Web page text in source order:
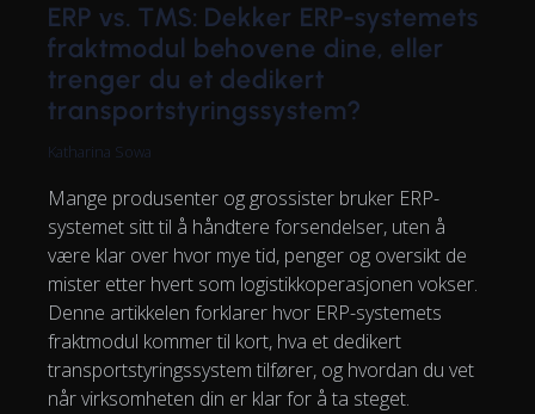
ERP vs. TMS: Dekker ERP-systemets
fraktmodul behovene dine, eller
trenger du et dedikert
transportstyringssystem?
Katharina Sowa
Mange produsenter og grossister bruker ERP-
systemet sitt til å håndtere forsendelser, uten å
være klar over hvor mye tid, penger og oversikt de
mister etter hvert som logistikkoperasjonen vokser.
Denne artikkelen forklarer hvor ERP-systemets
fraktmodul kommer til kort, hva et dedikert
transportstyringssystem tilfører, og hvordan du vet
når virksomheten din er klar for å ta steget.